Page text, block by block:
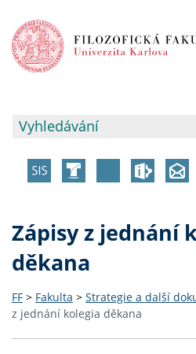
Zápisy z jednání
děkana
FF > Fakulta > Strategie a další
z jednání kolegia děkana